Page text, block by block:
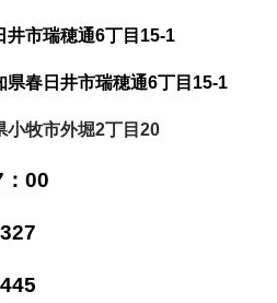
井市瑞穂通6丁目15-1
春日井市瑞穂通6丁目15-1
小牧市外堀2丁目20
：00